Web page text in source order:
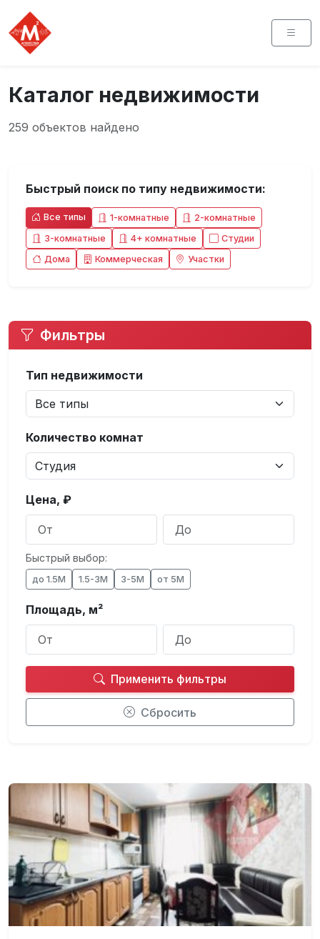
Каталог недвижимости
259 объектов найдено
Быстрый поиск по типу недвижимости:
Все типы 1-комнатные
2-комнатные
3-комнатные
4+ комнатные
Студии
Дома
Коммерческая Участки
Фильтры
Тип недвижимости
Количество комнат
Цена, ₽
Быстрый выбор:
до 1.5М 1.5-3М 3-5М от 5М
Площадь, м²
Применить фильтры
Сбросить